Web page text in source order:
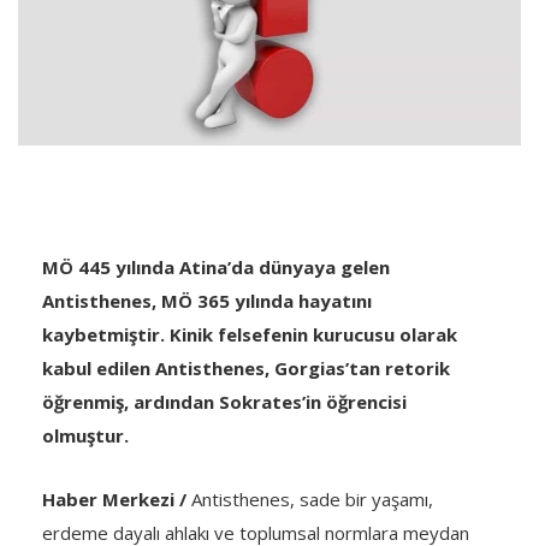
MÖ 445 yılında Atina’da dünyaya gelen
Antisthenes, MÖ 365 yılında hayatını
kaybetmiştir. Kinik felsefenin kurucusu olarak
kabul edilen Antisthenes, Gorgias’tan retorik
öğrenmiş, ardından Sokrates’in öğrencisi
olmuştur.
Haber Merkezi / Antisthenes, sade bir yaşamı,
erdeme dayalı ahlakı ve toplumsal normlara meydan